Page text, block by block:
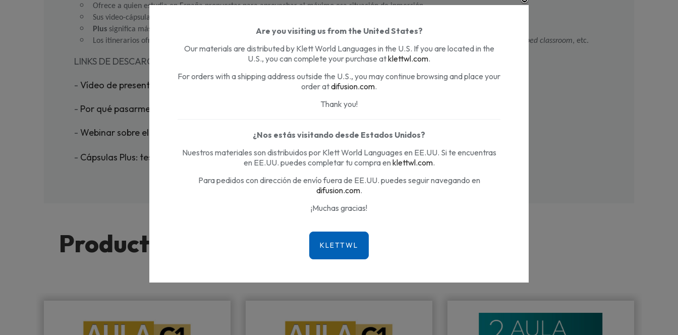
Ofrece a quien estudia en España propuestas para aprovechar al máximo esa situación de inmersión.
Sus video-cápsulas de fonética permiten trabajar la entonación y la pronunciación de manera gráfica e intuitiva.
Plus significa más: más actividades de reflexión gramatical y de práctica formal, más vídeos, más atención al léxico.
Los itinerarios ofrecidos en la Edición Anotada para Docentes permiten usar
flipped classroom, etc.
LINKS DE DESCARGA DE RECURSOS ASOCIADOS:
- Vídeo de presentación
- Por qué pasarme a Aula Plus (issuu)
- Webinar sobre el uso de Aula Plus en contexto de inmersión
- Cápsulas Plus: testimonios de usuarios
Productos de la misma categoría
Are you visiting us from the United States?
Our materials are distributed by Klett World Languages in the U.S. If you are located in the
U.S., you can complete your purchase atklettwl.com.
For orders with a shipping address outside the U.S., you may continue browsing and place your
order atdifusion.com.
Thank you!
¿Nos estás visitando desde Estados Unidos?
Nuestros materiales son distribuidos por Klett World Languages en EE.UU. Si te encuentras
en EE.UU. puedes completar tu compra en klettwl.com.
Para pedidos con dirección de envío fuera de EE.UU. puedes seguir navegando en
difusion.com.
¡Muchas gracias!